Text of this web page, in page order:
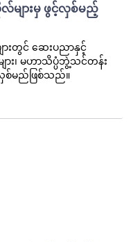
ျားမှ ဖွင့်လှစ်မည့်
တွင် ဆေးပညာနှင့်
ား၊ မဟာသိပ္ပံဘွဲ့သင်တန်း
စ်မည်ဖြစ်သည်။